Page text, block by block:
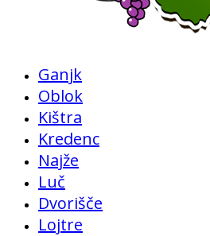
Ganjk
Oblok
Kištra
Kredenc
Najže
Luč
Dvorišče
Lojtre